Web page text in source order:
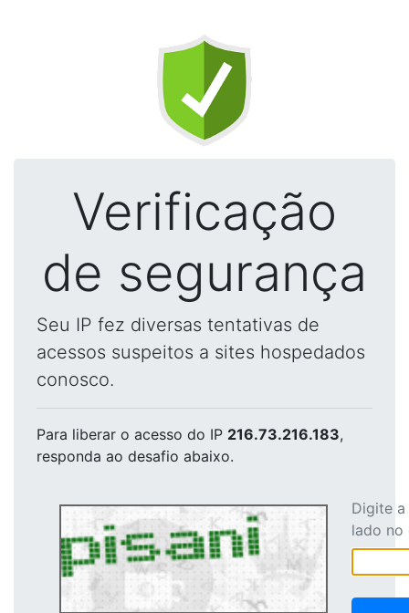
Verificação
de segurança
Seu IP fez diversas tentativas de
acessos suspeitos a sites hospedados
conosco.
Para liberar o acesso do IP 216.73.216.183,
responda ao desafio abaixo.
Digite
lado no